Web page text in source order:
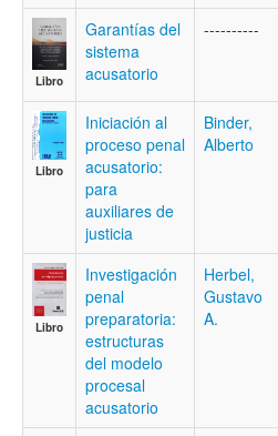
Libro
Garantías del
sistema
acusatorio
----------
Libro
Iniciación al
proceso penal
acusatorio:
para
auxiliares de
justicia
Binder,
Alberto
Libro
Investigación
penal
preparatoria:
estructuras
del modelo
procesal
acusatorio
Herbel,
Gustavo
A.